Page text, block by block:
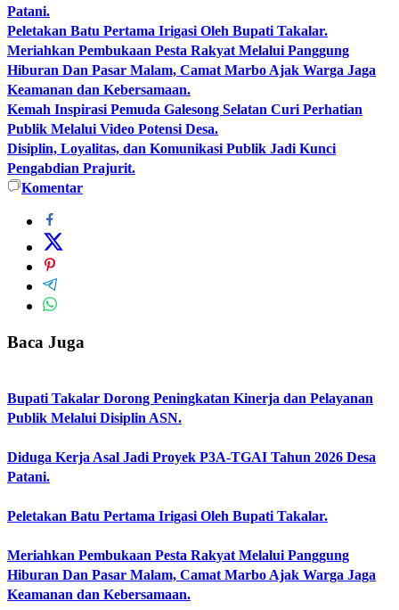
Patani.
Peletakan Batu Pertama Irigasi Oleh Bupati Takalar.
Meriahkan Pembukaan Pesta Rakyat Melalui Panggung
Hiburan Dan Pasar Malam, Camat Marbo Ajak Warga Jaga
Keamanan dan Kebersamaan.
Kemah Inspirasi Pemuda Galesong Selatan Curi Perhatian
Publik Melalui Video Potensi Desa.
Disiplin, Loyalitas, dan Komunikasi Publik Jadi Kunci
Pengabdian Prajurit.
Komentar
Baca Juga
Bupati Takalar Dorong Peningkatan Kinerja dan Pelayanan
Publik Melalui Disiplin ASN.
Diduga Kerja Asal Jadi Proyek P3A-TGAI Tahun 2026 Desa
Patani.
Peletakan Batu Pertama Irigasi Oleh Bupati Takalar.
Meriahkan Pembukaan Pesta Rakyat Melalui Panggung
Hiburan Dan Pasar Malam, Camat Marbo Ajak Warga Jaga
Keamanan dan Kebersamaan.